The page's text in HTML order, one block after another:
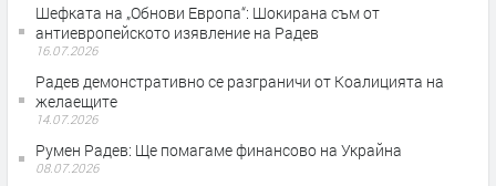
Шефката на „Обнови Европа“: Шокирана съм от
антиевропейското изявление на Радев
16.07.2026
Радев демонстративно се разграничи от Коалицията на
желаещите
14.07.2026
Румен Радев: Ще помагаме финансово на Украйна
08.07.2026